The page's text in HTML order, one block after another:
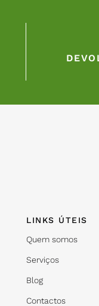
LINKS ÚTEIS
Quem somos
Serviços
Blog
Contactos